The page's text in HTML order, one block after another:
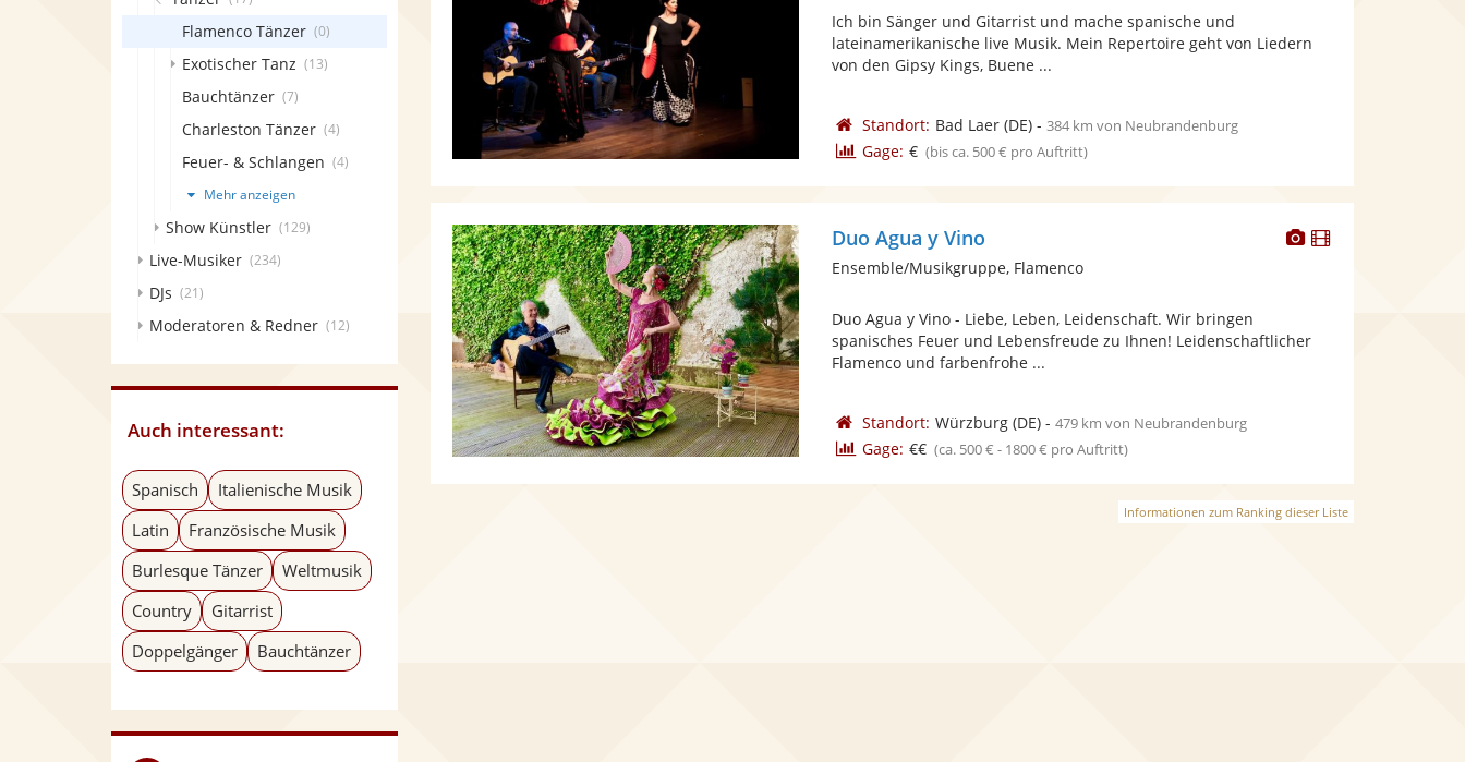
Sternen
Ich bin Sänger und Gitarrist und mache spanische und
lateinamerikanische live Musik. Mein Repertoire geht von Liedern
von den Gipsy Kings, Buene ...
Standort: Bad Laer(DE)- 384 km von Neubrandenburg
Gage: € (bis ca. 500 € pro Auftritt)
DieserDieser
Duo Agua y Vino
Ensemble/Musikgruppe, Flamenco
Duo Agua y Vino - Liebe, Leben, Leidenschaft. Wir bringen
spanisches Feuer und Lebensfreude zu Ihnen! Leidenschaftlicher
Flamenco und farbenfrohe ...
Standort: Würzburg(DE)- 479 km von Neubrandenburg
Gage: €€ (ca. 500 € - 1800 € pro Auftritt)
Informationen zum Ranking dieser Liste
Flamenco Tänzer (0)
Exotischer Tanz (13)
Bauchtänzer (7)
Charleston Tänzer (4)
Feuer- & Schlangen (4)
Mehr anzeigen
Show Künstler (129)
Live-Musiker (234)
DJs (21)
Moderatoren & Redner (12)
Auch interessant:
Spanisch
Italienische Musik
Latin
Französische Musik
Burlesque Tänzer
Weltmusik
Country
Gitarrist
Doppelgänger
Bauchtänzer